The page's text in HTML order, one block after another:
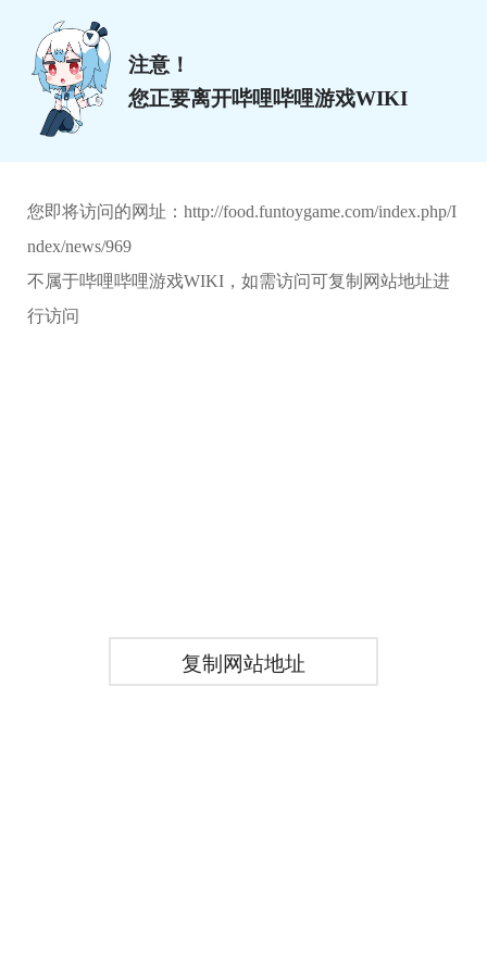
注意！
您正要离开哔哩哔哩游戏WIKI
您即将访问的网址： http://food.funtoygame.com/index.php/I
ndex/news/969
不属于哔哩哔哩游戏WIKI，如需访问可复制网站地址进
行访问
复制网站地址